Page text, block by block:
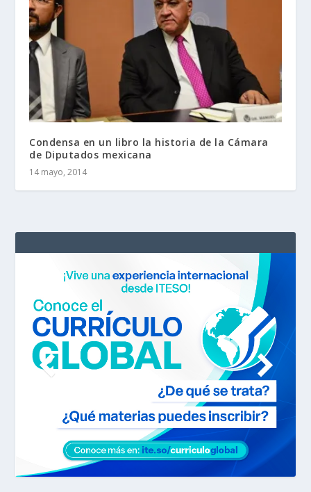
Condensa en un libro la historia de la Cámara
de Diputados mexicana
14 mayo, 2014